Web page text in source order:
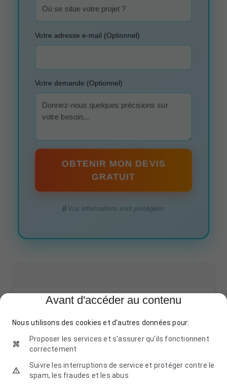
Votre adresse e-mail (Optionnel)
Votre demande (Optionnel)
OBTENIR MON DEVIS
GRATUIT
🔒 Vos informations sont protégées.
AquaVision
04 68 12 34 56
Avant d'accéder au contenu
Nous utilisons des cookies et d'autres données pour:
Proposer les services et s'assurer qu'ils fonctionnent
correctement
Suivre les interruptions de service et protéger contre le
spam, les fraudes et les abus